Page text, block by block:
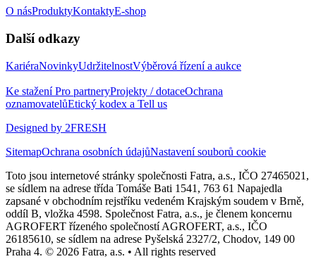
O násProduktyKontaktyE-shop
Další odkazy
KariéraNovinkyUdržitelnostVýběrová řízení a aukce
Ke staženíPro partneryProjekty / dotaceOchrana
oznamovatelůEtický kodex a Tell us
Designed by 2FRESH
SitemapOchrana osobních údajůNastavení souborů cookie
Toto jsou internetové stránky společnosti Fatra, a.s., IČO 27465021,
se sídlem na adrese třída Tomáše Bati 1541, 763 61 Napajedla
zapsané v obchodním rejstříku vedeném Krajským soudem v Brně,
oddíl B, vložka 4598. Společnost Fatra, a.s., je členem koncernu
AGROFERT řízeného společností AGROFERT, a.s., IČO
26185610, se sídlem na adrese Pyšelská 2327/2, Chodov, 149 00
Praha 4. © 2026 Fatra, a.s. • All rights reserved